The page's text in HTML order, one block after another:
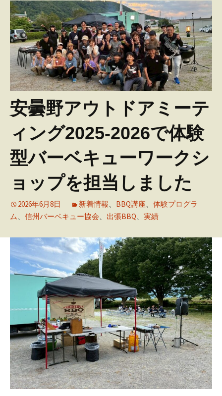
安曇野アウトドアミーテ
ィング2025-2026で体験
型バーベキューワークシ
ョップを担当しました
2026年6月8日 新着情報 BBQ講座
体験プログラ
ム
信州バーベキュー協会 出張BBQ 実績